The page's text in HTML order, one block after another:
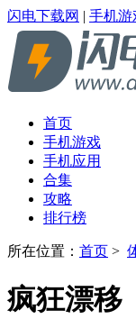
闪电下载网 | 手机游
首页
手机游戏
手机应用
合集
攻略
排行榜
所在位置： 首页 >
疯狂漂移